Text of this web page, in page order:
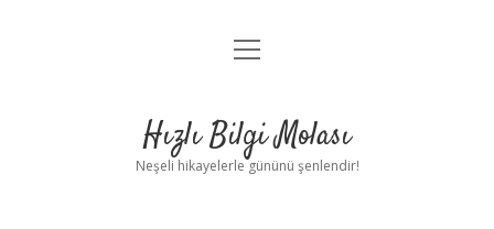
Anasayfa
Yasal Uyarı
menüyü
Hızlı Bilgi Molası
Neşeli hikayelerle gününü şenlendir!